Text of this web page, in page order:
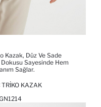
Kazak, Düz Ve Sade
Dokusu Sayesinde Hem
Sağlar.
KAZAK